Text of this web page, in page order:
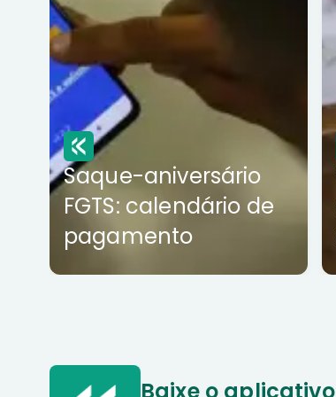
Saque-aniversário
FGTS: calendário de
pagamento
Baixe o aplicativo